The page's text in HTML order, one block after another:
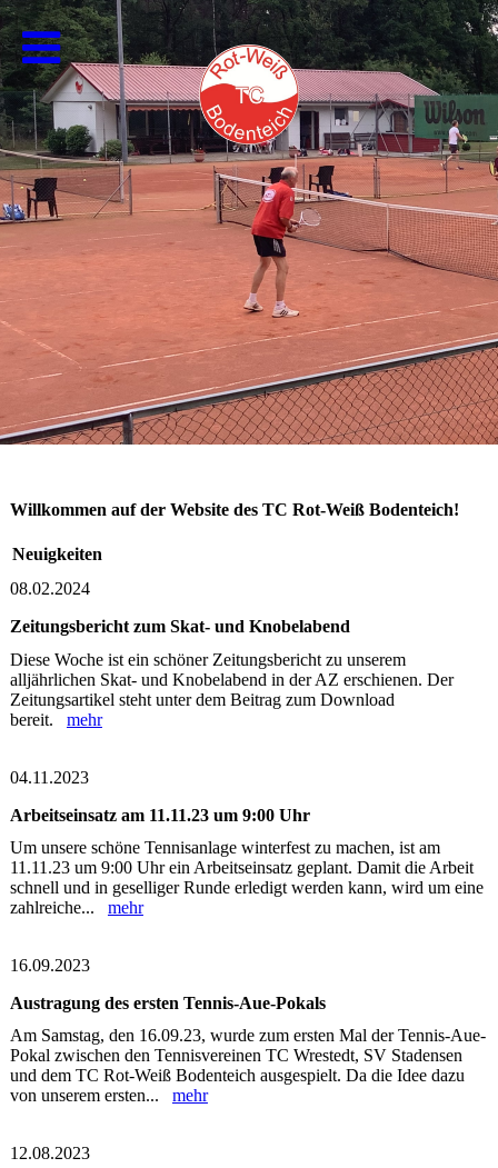
Willkommen auf der Website des TC Rot-Weiß Bodenteich!
Neuigkeiten
08.02.2024
Zeitungsbericht zum Skat- und Knobelabend
Diese Woche ist ein schöner Zeitungsbericht zu unserem
alljährlichen Skat- und Knobelabend in der AZ erschienen. Der
Zeitungsartikel steht unter dem Beitrag zum Download
bereit. mehr
04.11.2023
Arbeitseinsatz am 11.11.23 um 9:00 Uhr
Um unsere schöne Tennisanlage winterfest zu machen, ist am
11.11.23 um 9:00 Uhr ein Arbeitseinsatz geplant. Damit die Arbeit
schnell und in geselliger Runde erledigt werden kann, wird um eine
zahlreiche... mehr
16.09.2023
Austragung des ersten Tennis-Aue-Pokals
Am Samstag, den 16.09.23, wurde zum ersten Mal der Tennis-Aue-
Pokal zwischen den Tennisvereinen TC Wrestedt, SV Stadensen
und dem TC Rot-Weiß Bodenteich ausgespielt. Da die Idee dazu
von unserem ersten... mehr
12.08.2023